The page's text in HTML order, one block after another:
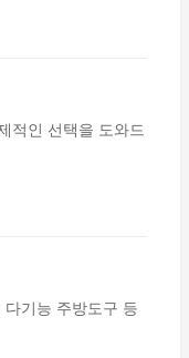
적인 선택을 도와드
기능 주방도구 등